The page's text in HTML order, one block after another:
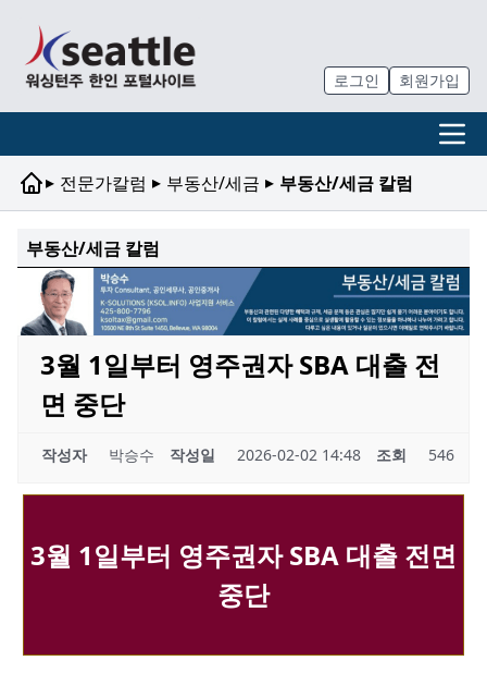
로그인 회원가입
▸ 전문가칼럼 ▸ 부동산/세금 ▸ 부동산/세금 칼럼
부동산/세금 칼럼
3월 1일부터 영주권자 SBA 대출 전
면 중단
작성자 박승수 작성일 2026-02-02 14:48 조회 546
3월 1일부터 영주권자 SBA 대출 전면
중단